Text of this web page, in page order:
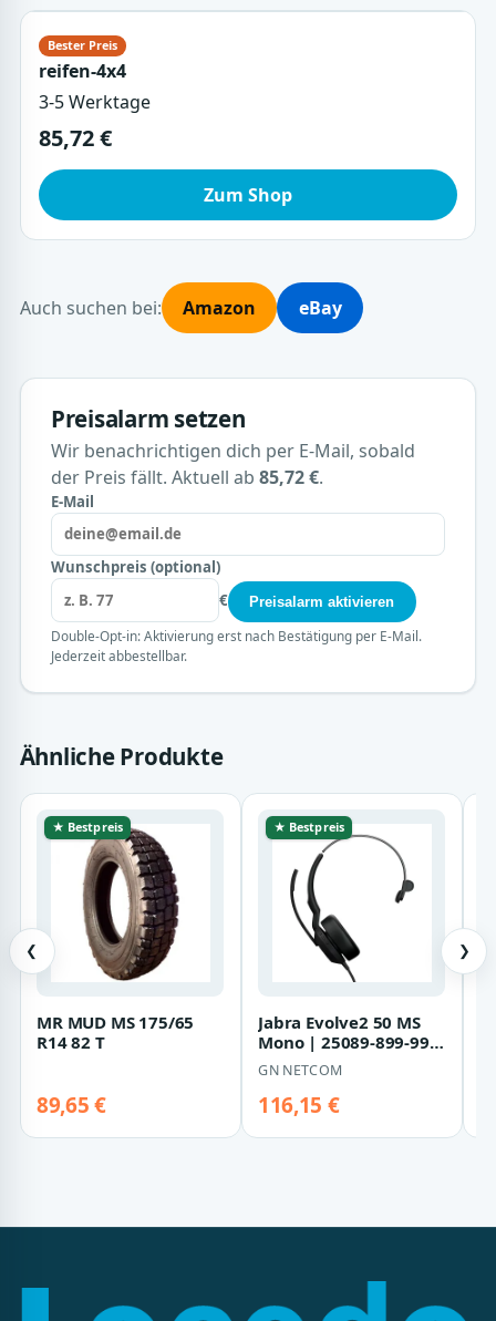
reifen-4x4
3-5 Werktage
85,72 €
Zum Shop
Auch suchen bei: Amazon eBay
Preisalarm setzen
Wir benachrichtigen dich per E-Mail, sobald
der Preis fällt. Aktuell ab 85,72 €.
E-Mail
Wunschpreis (optional)
€
Preisalarm aktivieren
Double-Opt-in: Aktivierung erst nach Bestätigung per E-Mail.
Jederzeit abbestellbar.
Ähnliche Produkte
❮
★ Bestpreis
MR MUD MS 175/65
R14 82 T
89,65 €
★ Bestpreis
Jabra Evolve2 50 MS
Mono | 25089-899-999
| Headset - On-Ear
GN NETCOM
116,15 €
❯